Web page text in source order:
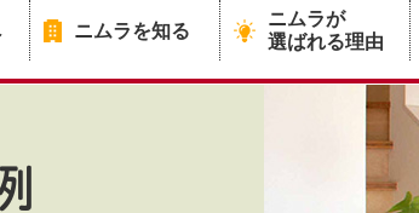
ニムラを知る
ニムラが
選ばれる理由